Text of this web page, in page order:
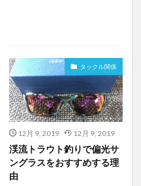
タックル関係
12月 9, 2019 12月 9, 2019
渓流トラウト釣りで偏光サ
ングラスをおすすめする理
由